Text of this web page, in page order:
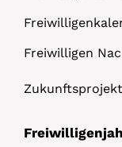
Freiwilligen